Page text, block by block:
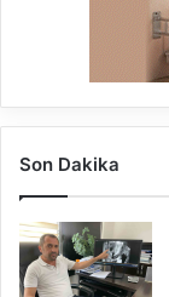
Son Dakika